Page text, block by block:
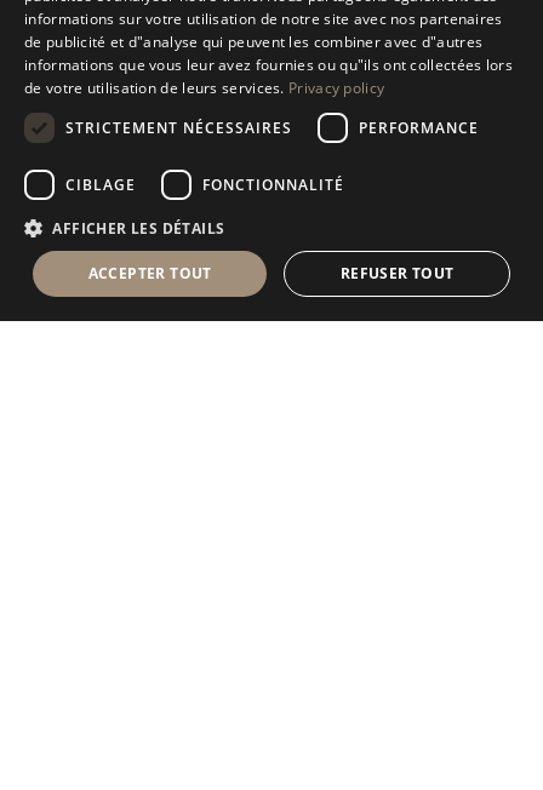
ENGLISH
SPANISH
informations sur votre utilisation de notre site avec nos partenaires
de publicité et d"analyse qui peuvent les combiner avec d"autres
informations que vous leur avez fournies ou qu"ils ont collectées lors
de votre utilisation de leurs services. Privacy policy
STRICTEMENT NÉCESSAIRES
PERFORMANCE
CIBLAGE FONCTIONNALITÉ
AFFICHER LES DÉTAILS
ACCEPTER TOUT REFUSER TOUT